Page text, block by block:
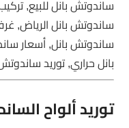
ساندوتش بانل للبيع,
ساندوتش بانل الرياض,
ساندوتش بانل, أسعار
بانل حراري, توريد
توريد ألواح